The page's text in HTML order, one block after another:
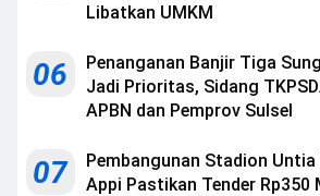
Libatkan UMKM
06
Penanganan Banjir Tiga
Jadi Prioritas, Sidang
APBN dan Pemprov Sulsel
07
Pembangunan Stadion Untia
Appi Pastikan Tender Rp350